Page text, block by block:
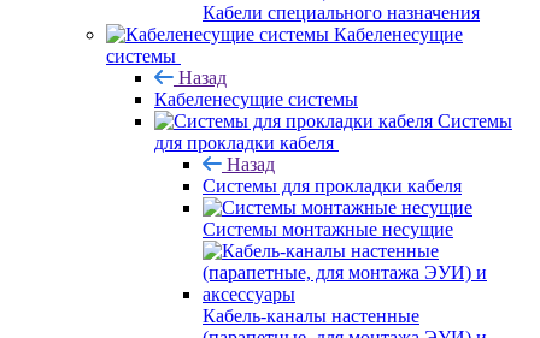
Кабели специального назначения
Кабеленесущие
системы
Назад
Кабеленесущие системы
Системы
для прокладки кабеля
Назад
Системы для прокладки кабеля
Системы монтажные несущие
Кабель-каналы настенные